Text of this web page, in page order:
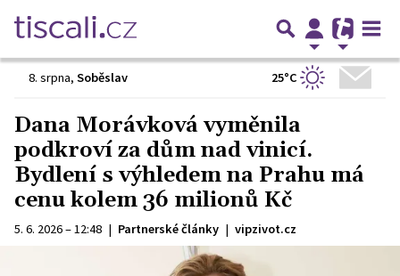
8. srpna, Soběslav 25°C
Dana Morávková vyměnila
podkroví za dům nad vinicí.
Bydlení s výhledem na Prahu má
cenu kolem 36 milionů Kč
5. 6. 2026 – 12:48 | Partnerské články | vipzivot.cz